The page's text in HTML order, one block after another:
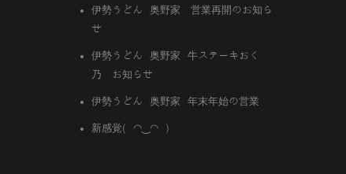
伊勢うどん 奥野家 営業再開のお知ら
せ
伊勢うどん 奥野家 牛ステーキおく
乃 お知らせ
伊勢うどん 奥野家 年末年始の営業
新感覚( ◠‿◠ )